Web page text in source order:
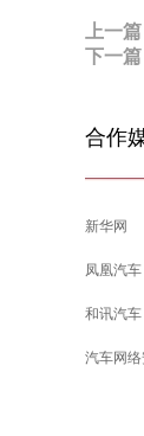
上一篇
下一篇
合作
新华网
凤凰汽车
和讯汽车
汽车网